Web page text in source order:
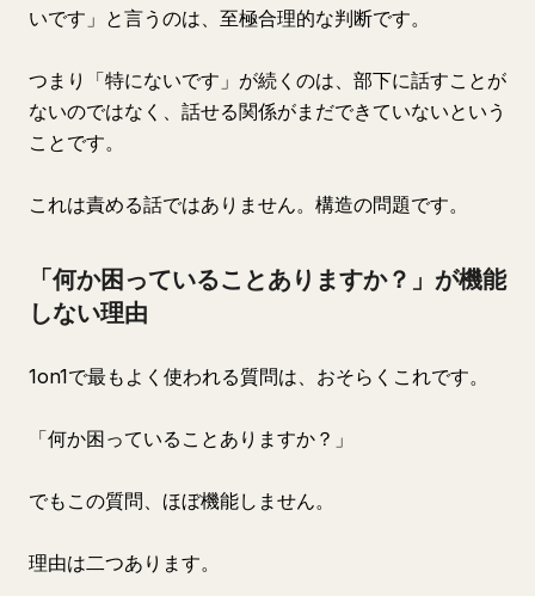
いです」と言うのは、至極合理的な判断です。
つまり「特にないです」が続くのは、部下に話すことが
ないのではなく、話せる関係がまだできていないという
ことです。
これは責める話ではありません。構造の問題です。
「何か困っていることありますか？」が機能
しない理由
1on1で最もよく使われる質問は、おそらくこれです。
「何か困っていることありますか？」
でもこの質問、ほぼ機能しません。
理由は二つあります。